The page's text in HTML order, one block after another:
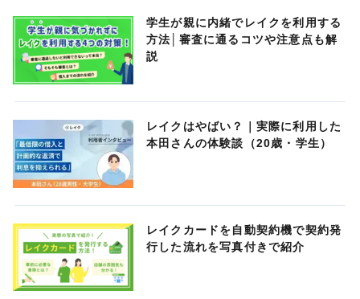
学生が親に内緒でレイクを利用する
方法│審査に通るコツや注意点も解
説
レイクはやばい？｜実際に利用した
本田さんの体験談（20歳・学生）
レイクカードを自動契約機で契約発
行した流れを写真付きで紹介